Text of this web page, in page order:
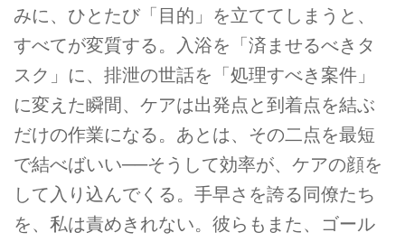
みに、ひとたび「目的」を立ててしまうと、
すべてが変質する。入浴を「済ませるべきタ
スク」に、排泄の世話を「処理すべき案件」
に変えた瞬間、ケアは出発点と到着点を結ぶ
だけの作業になる。あとは、その二点を最短
で結べばいい──そうして効率が、ケアの顔を
して入り込んでくる。手早さを誇る同僚たち
を、私は責めきれない。彼らもまた、ゴール